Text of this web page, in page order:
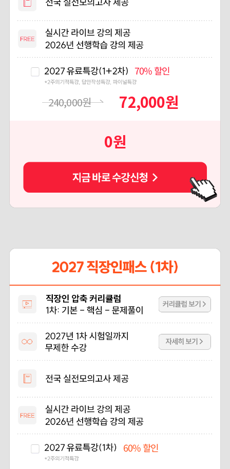
70% 할인
240,000원 72,000원
0원
60% 할인